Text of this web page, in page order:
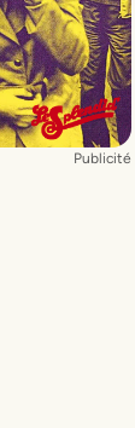
de la
Publicité